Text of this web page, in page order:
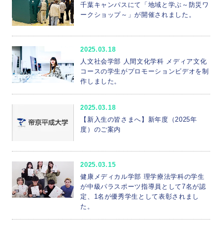
千葉キャンパスにて「地域と学ぶ～防災ワ
ークショップ～」が開催されました。
2025.03.18
人文社会学部 人間文化学科 メディア文化
コースの学生がプロモーションビデオを制
作しました。
2025.03.18
【新入生の皆さまへ】新年度（2025年
度）のご案内
2025.03.15
健康メディカル学部 理学療法学科の学生
が中級パラスポーツ指導員として7名が認
定、1名が優秀学生として表彰されまし
た。